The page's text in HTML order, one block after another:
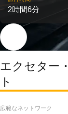
2時間6分
エクセター
ト
広範なネットワーク